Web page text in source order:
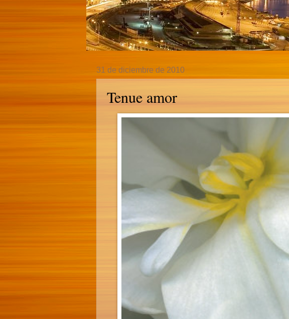
31 de diciembre de 2010
Tenue amor